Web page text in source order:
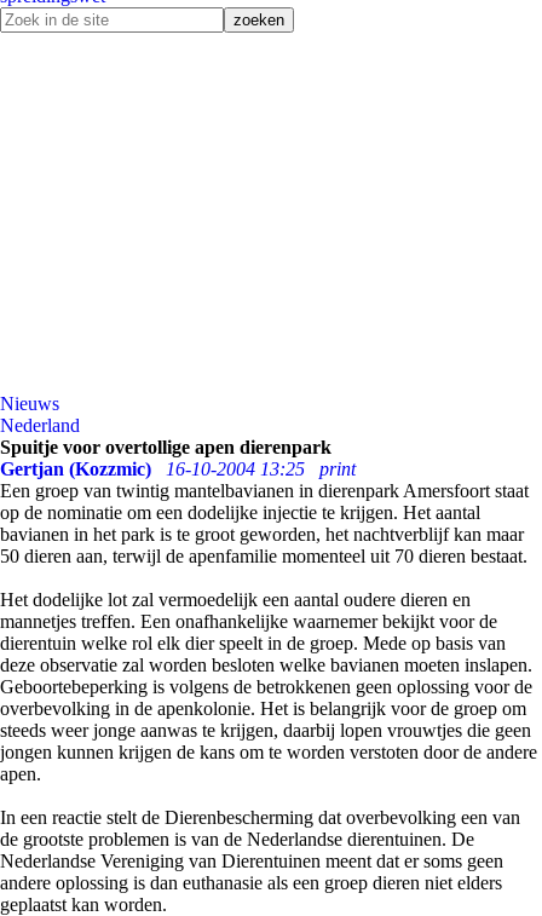
Nieuws
Nederland
Spuitje voor overtollige apen dierenpark
Gertjan (Kozzmic)
16-10-2004 13:25
print
Een groep van twintig mantelbavianen in dierenpark Amersfoort staat
op de nominatie om een dodelijke injectie te krijgen. Het aantal
bavianen in het park is te groot geworden, het nachtverblijf kan maar
50 dieren aan, terwijl de apenfamilie momenteel uit 70 dieren bestaat.
Het dodelijke lot zal vermoedelijk een aantal oudere dieren en
mannetjes treffen. Een onafhankelijke waarnemer bekijkt voor de
dierentuin welke rol elk dier speelt in de groep. Mede op basis van
deze observatie zal worden besloten welke bavianen moeten inslapen.
Geboortebeperking is volgens de betrokkenen geen oplossing voor de
overbevolking in de apenkolonie. Het is belangrijk voor de groep om
steeds weer jonge aanwas te krijgen, daarbij lopen vrouwtjes die geen
jongen kunnen krijgen de kans om te worden verstoten door de andere
apen.
In een reactie stelt de Dierenbescherming dat overbevolking een van
de grootste problemen is van de Nederlandse dierentuinen. De
Nederlandse Vereniging van Dierentuinen meent dat er soms geen
andere oplossing is dan euthanasie als een groep dieren niet elders
geplaatst kan worden.